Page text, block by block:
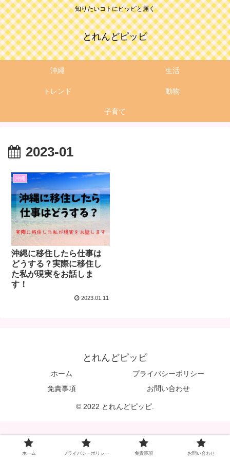
知りたいコトにピッピと届く
とれんどピッピ
沖縄 生活
トレンド 動物
子育て
2023-01
沖縄
沖縄に移住したら仕事は
どうする？実際に移住し
た私が現実をお話しま
す！
2023.01.11
とれんどピッピ
ホーム
プライバシーポリシー
免責事項
お問い合わせ
© 2022 とれんどピッピ.
ホーム プライバシーポリシー 免責事項 お問い合わせ